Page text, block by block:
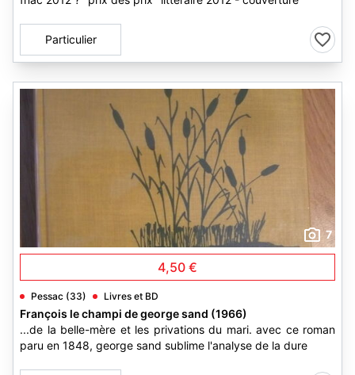
Particulier
7
4,50 €
Pessac (33) Livres et BD
François le champi de george sand (1966)
...de la belle-mère et les privations du mari. avec ce roman
paru en 1848, george sand sublime l'analyse de la dure